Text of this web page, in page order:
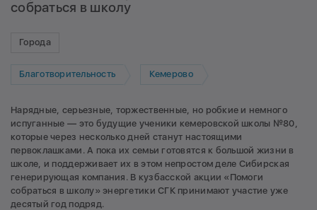
собраться в школу
Города
Благотворительность Кемерово
Нарядные, серьезные, торжественные, но робкие и немного
испуганные — это будущие ученики кемеровской школы №80,
которые через несколько дней станут настоящими
первоклашками. А пока их семьи готовятся к большой жизни в
школе, и поддерживает их в этом непростом деле Сибирская
генерирующая компания. В кузбасской акции «Помоги
собраться в школу» энергетики СГК принимают участие уже
десятый год подряд.